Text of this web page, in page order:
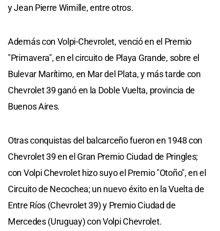
y Jean Pierre Wimille, entre otros.
Además con Volpi-Chevrolet, venció en el Premio
"Primavera", en el circuito de Playa Grande, sobre el
Bulevar Marítimo, en Mar del Plata, y más tarde con
Chevrolet 39 ganó en la Doble Vuelta, provincia de
Buenos Aires.
Otras conquistas del balcarceño fueron en 1948 con
Chevrolet 39 en el Gran Premio Ciudad de Pringles;
con Volpi Chevrolet hizo suyo el Premio "Otoño", en el
Circuito de Necochea; un nuevo éxito en la Vuelta de
Entre Ríos (Chevrolet 39) y Premio Ciudad de
Mercedes (Uruguay) con Volpi Chevrolet.